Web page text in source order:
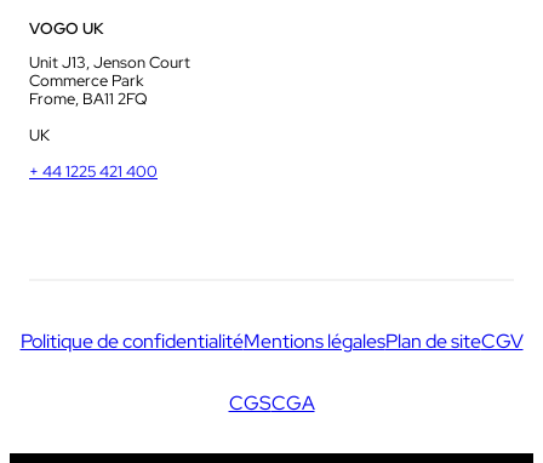
VOGO UK
Unit J13, Jenson Court
Commerce Park
Frome, BA11 2FQ
UK
+ 44 1225 421 400
Politique de confidentialitéMentions légalesPlan de siteCGV
CGSCGA